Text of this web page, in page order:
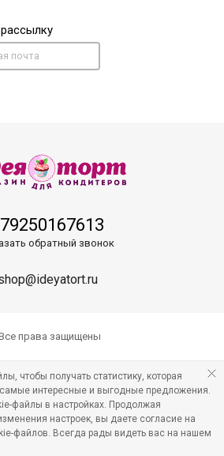
обратный звонок
права защищены
чтобы получать статистику, которая
интересные и выгодные предложения.
файлы в настройках. Продолжая
настроек, вы даете согласие на
файлов. Всегда рады видеть вас на нашем